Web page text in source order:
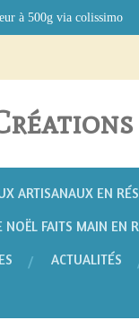
à 500g via colissimo
ARTISANAUX EN
NOËL FAITS MAIN EN
ACTUALITÉS